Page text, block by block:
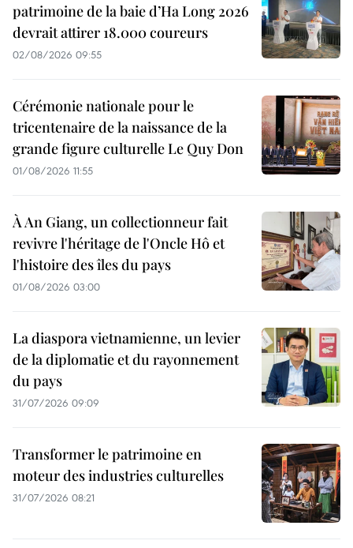
patrimoine de la baie d’Ha Long 2026
devrait attirer 18.000 coureurs
02/08/2026 09:55
Cérémonie nationale pour le
tricentenaire de la naissance de la
grande figure culturelle Le Quy Don
01/08/2026 11:55
À An Giang, un collectionneur fait
revivre l'héritage de l'Oncle Hô et
l'histoire des îles du pays
01/08/2026 03:00
La diaspora vietnamienne, un levier
de la diplomatie et du rayonnement
du pays
31/07/2026 09:09
Transformer le patrimoine en
moteur des industries culturelles
31/07/2026 08:21